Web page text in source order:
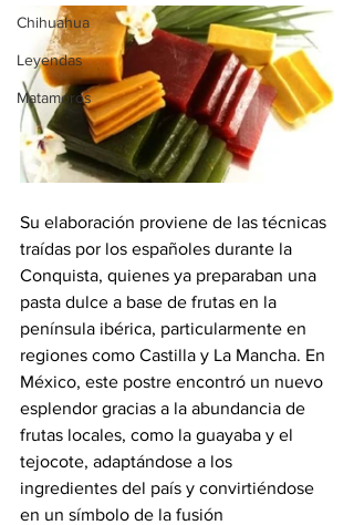
Chihuahua
Leyendas
Matamoros
Su elaboración proviene de las técnicas
traídas por los españoles durante la
Conquista, quienes ya preparaban una
pasta dulce a base de frutas en la
península ibérica, particularmente en
regiones como Castilla y La Mancha. En
México, este postre encontró un nuevo
esplendor gracias a la abundancia de
frutas locales, como la guayaba y el
tejocote, adaptándose a los
ingredientes del país y convirtiéndose
en un símbolo de la fusión